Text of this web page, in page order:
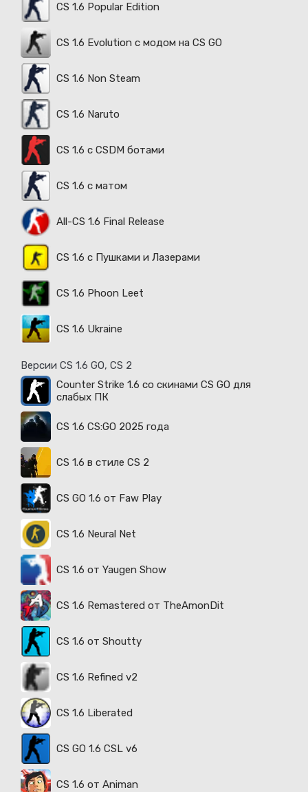
CS 1.6 Popular Edition
CS 1.6 Evolution с модом на CS GO
CS 1.6 Non Steam
CS 1.6 Naruto
CS 1.6 с CSDM ботами
CS 1.6 с матом
All-CS 1.6 Final Release
CS 1.6 с Пушками и Лазерами
CS 1.6 Phoon Leet
CS 1.6 Ukraine
Версии CS 1.6 GO, CS 2
Counter Strike 1.6 со скинами CS GO для
слабых ПК
CS 1.6 CS:GO 2025 года
CS 1.6 в стиле CS 2
CS GO 1.6 от Faw Play
CS 1.6 Neural Net
CS 1.6 от Yaugen Show
CS 1.6 Remastered от TheAmonDit
CS 1.6 от Shoutty
CS 1.6 Refined v2
CS 1.6 Liberated
CS GO 1.6 CSL v6
CS 1.6 от Animan